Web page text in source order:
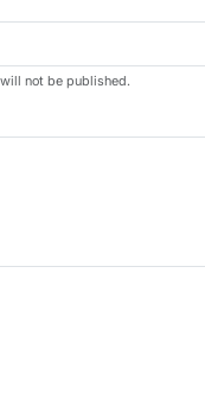
not be published.